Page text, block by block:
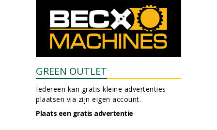
GREEN OUTLET
Iedereen kan gratis kleine advertenties
plaatsen via zijn eigen account.
Plaats een gratis advertentie